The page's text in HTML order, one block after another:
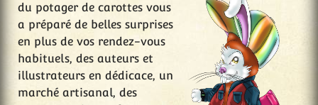
du potager de carottes vous
a préparé de belles surprises
en plus de vos rendez-vous
habituels, des auteurs et
illustrateurs en dédicace, un
marché artisanal, des